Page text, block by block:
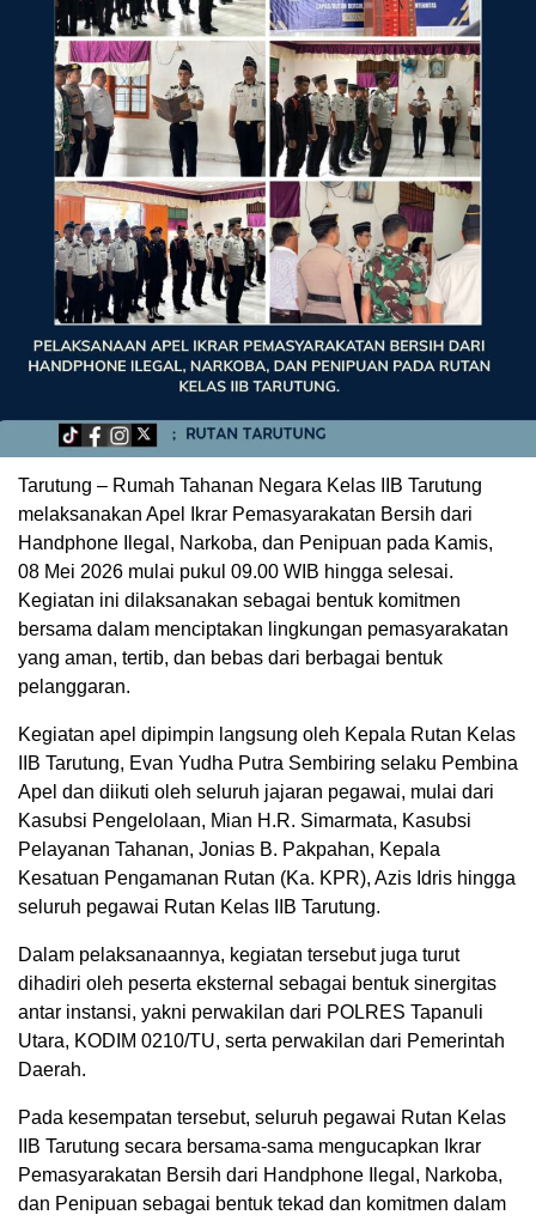
Tarutung – Rumah Tahanan Negara Kelas IIB Tarutung
melaksanakan Apel Ikrar Pemasyarakatan Bersih dari
Handphone Ilegal, Narkoba, dan Penipuan pada Kamis,
08 Mei 2026 mulai pukul 09.00 WIB hingga selesai.
Kegiatan ini dilaksanakan sebagai bentuk komitmen
bersama dalam menciptakan lingkungan pemasyarakatan
yang aman, tertib, dan bebas dari berbagai bentuk
pelanggaran.
Kegiatan apel dipimpin langsung oleh Kepala Rutan Kelas
IIB Tarutung, Evan Yudha Putra Sembiring selaku Pembina
Apel dan diikuti oleh seluruh jajaran pegawai, mulai dari
Kasubsi Pengelolaan, Mian H.R. Simarmata, Kasubsi
Pelayanan Tahanan, Jonias B. Pakpahan, Kepala
Kesatuan Pengamanan Rutan (Ka. KPR), Azis Idris hingga
seluruh pegawai Rutan Kelas IIB Tarutung.
Dalam pelaksanaannya, kegiatan tersebut juga turut
dihadiri oleh peserta eksternal sebagai bentuk sinergitas
antar instansi, yakni perwakilan dari POLRES Tapanuli
Utara, KODIM 0210/TU, serta perwakilan dari Pemerintah
Daerah.
Pada kesempatan tersebut, seluruh pegawai Rutan Kelas
IIB Tarutung secara bersama-sama mengucapkan Ikrar
Pemasyarakatan Bersih dari Handphone Ilegal, Narkoba,
dan Penipuan sebagai bentuk tekad dan komitmen dalam